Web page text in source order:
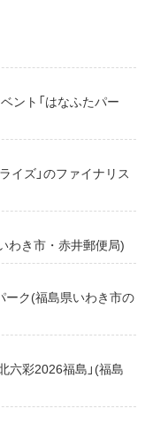
ント「はなふたパー
イズ」のファイナリス
わき市・赤井郵便局)
ーク(福島県いわき市の
六彩2026福島」(福島